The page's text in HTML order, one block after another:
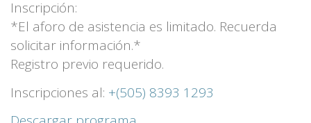
Inscripción:
*El aforo de asistencia es limitado. Recuerda
solicitar información.*
Registro previo requerido.
Inscripciones al: +(505) 8393 1293